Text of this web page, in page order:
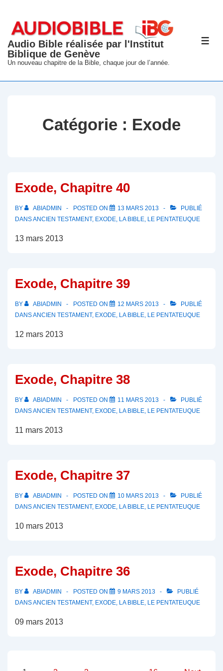
passer
contenu
principal
Audio Bible réalisée par l'Institut
Biblique de Genève
Un nouveau chapitre de la Bible, chaque jour de l’année.
Catégorie : Exode
Exode, Chapitre 40
BY ABIADMIN POSTED ON 13 MARS 2013
PUBLIÉ
DANSANCIEN TESTAMENT, EXODE, LA BIBLE, LE PENTATEUQUE
13 mars 2013
Exode, Chapitre 39
BY ABIADMIN POSTED ON 12 MARS 2013
PUBLIÉ
DANSANCIEN TESTAMENT, EXODE, LA BIBLE, LE PENTATEUQUE
12 mars 2013
Exode, Chapitre 38
BY ABIADMIN POSTED ON 11 MARS 2013
PUBLIÉ
DANSANCIEN TESTAMENT, EXODE, LA BIBLE, LE PENTATEUQUE
11 mars 2013
Exode, Chapitre 37
BY ABIADMIN POSTED ON 10 MARS 2013
PUBLIÉ
DANSANCIEN TESTAMENT, EXODE, LA BIBLE, LE PENTATEUQUE
10 mars 2013
Exode, Chapitre 36
BY ABIADMIN POSTED ON 9 MARS 2013
PUBLIÉ
DANSANCIEN TESTAMENT, EXODE, LA BIBLE, LE PENTATEUQUE
09 mars 2013